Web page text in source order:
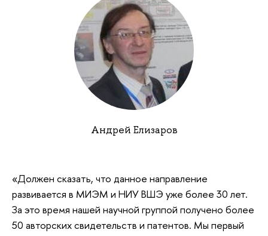
Андрей Елизаров
«Должен сказать, что данное направление
развивается в МИЭМ и НИУ ВШЭ уже более 30 лет.
За это время нашей научной группой получено более
50 авторских свидетельств и патентов. Мы первый